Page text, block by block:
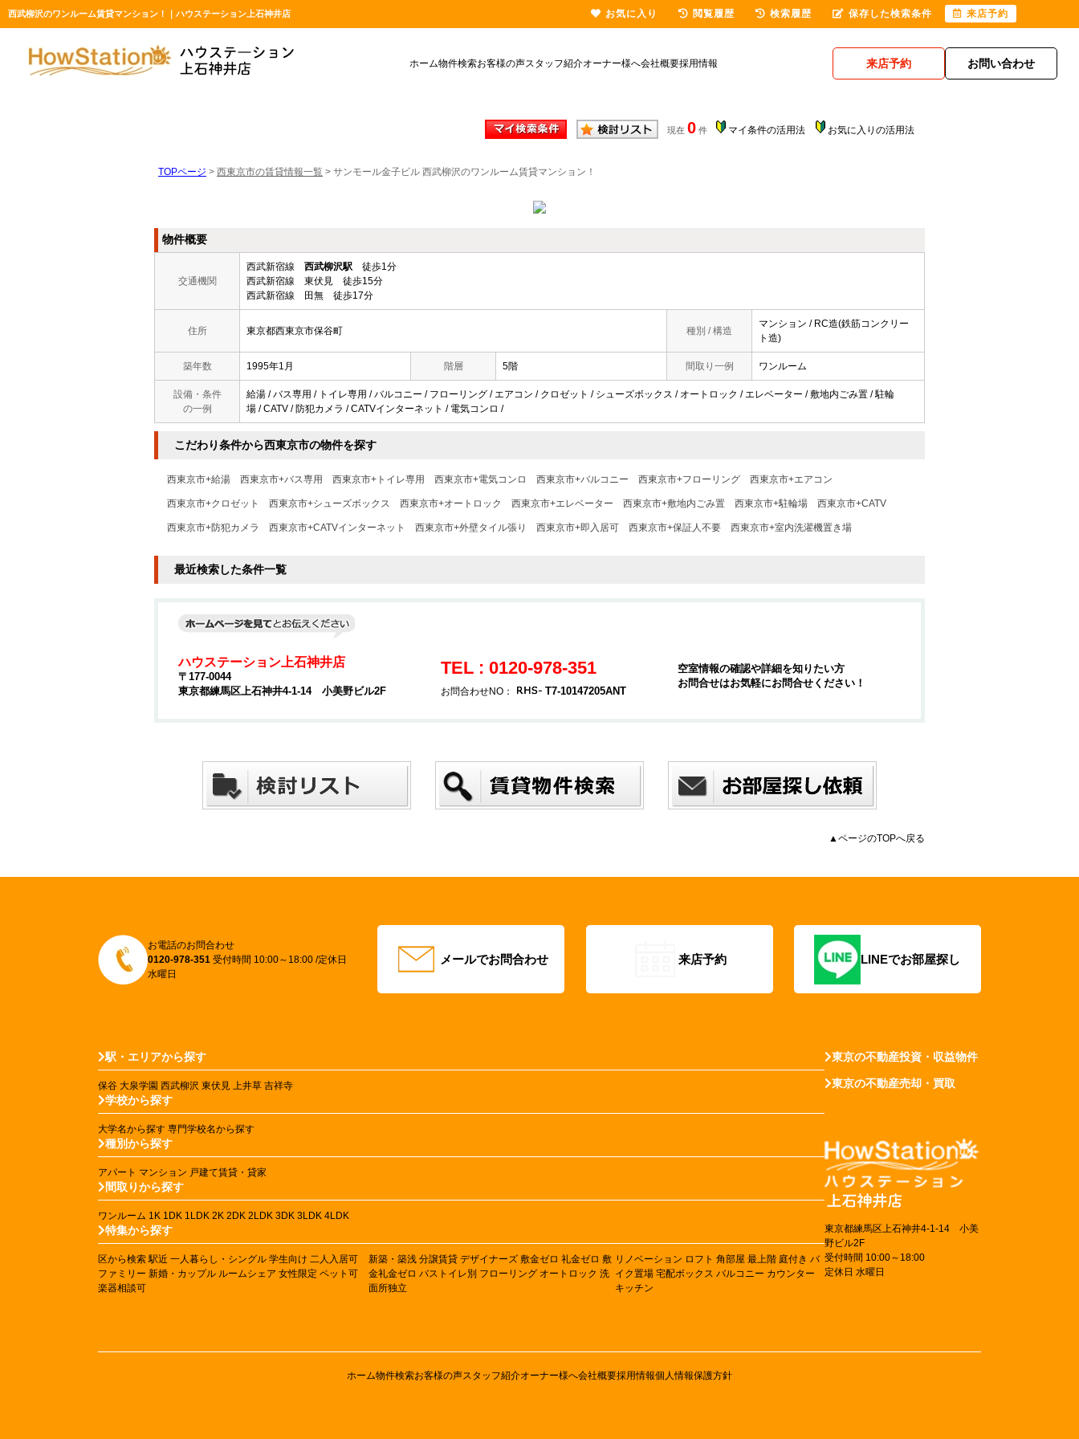
西武柳沢のワンルーム賃貸マンション！｜ハウステーション上石神井店
ホーム物件検索お客様の声スタッフ紹介オーナー様へ会社概要採用情報 来店予約 お問い合わせ
現在 0 件 マイ条件の活用法 お気に入りの活用法
TOPページ > 西東京市の賃貸情報一覧 > サンモール金子ビル 西武柳沢のワンルーム賃貸マンション！
物件概要
交通機関
西武新宿線 西武柳沢駅 徒歩1分
西武新宿線 東伏見 徒歩15分
西武新宿線 田無 徒歩17分
住所 東京都西東京市保谷町 種別 / 構造
マンション / RC造(鉄筋コンクリー
ト造)
築年数 1995年1月 階層 5階 間取り一例 ワンルーム
設備・条件
の一例
給湯 / バス専用 / トイレ専用 / バルコニー / フローリング / エアコン / クロゼット / シューズボックス / オートロック / エレベーター / 敷地内ごみ置 / 駐輪
場 / CATV / 防犯カメラ / CATVインターネット / 電気コンロ /
こだわり条件から西東京市の物件を探す
西東京市+給湯 西東京市+バス専用 西東京市+トイレ専用 西東京市+電気コンロ 西東京市+バルコニー 西東京市+フローリング 西東京市+エアコン
西東京市+クロゼット 西東京市+シューズボックス 西東京市+オートロック 西東京市+エレベーター 西東京市+敷地内ごみ置 西東京市+駐輪場 西東京市+CATV
西東京市+防犯カメラ 西東京市+CATVインターネット 西東京市+外壁タイル張り 西東京市+即入居可 西東京市+保証人不要 西東京市+室内洗濯機置き場
最近検索した条件一覧
ハウステーション上石神井店
〒177-0044
東京都練馬区上石神井4-1-14 小美野ビル2F
TEL : 0120-978-351
お問合わせNO： T7-10147205ANT
空室情報の確認や詳細を知りたい方
お問合せはお気軽にお問合せください！
▲ページのTOPへ戻る
お電話のお問合わせ
0120-978-351 受付時間 10:00～18:00 /定休日
水曜日
メールでお問合わせ 来店予約 LINEでお部屋探し
駅・エリアから探す
保谷 大泉学園 西武柳沢 東伏見 上井草 吉祥寺
学校から探す
大学名から探す 専門学校名から探す
種別から探す
アパート マンション 戸建て賃貸・貸家
間取りから探す
ワンルーム 1K 1DK 1LDK 2K 2DK 2LDK 3DK 3LDK 4LDK
特集から探す
区から検索 駅近 一人暮らし・シングル 学生向け 二人入居可
ファミリー 新婚・カップル ルームシェア 女性限定 ペット可
楽器相談可
新築・築浅 分譲賃貸 デザイナーズ 敷金ゼロ 礼金ゼロ 敷
金礼金ゼロ バストイレ別 フローリング オートロック 洗
面所独立
リノベーション ロフト 角部屋 最上階 庭付き バ
イク置場 宅配ボックス バルコニー カウンター
キッチン
東京の不動産投資・収益物件
東京の不動産売却・買取
東京都練馬区上石神井4-1-14 小美
野ビル2F
受付時間 10:00～18:00
定休日 水曜日
ホーム物件検索お客様の声スタッフ紹介オーナー様へ会社概要採用情報個人情報保護方針
お気に入り 閲覧履歴 検索履歴 保存した検索条件 来店予約